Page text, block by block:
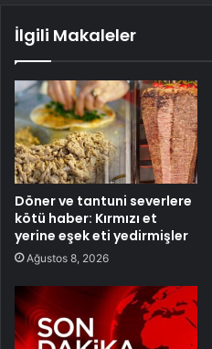
İlgili Makaleler
Döner ve tantuni severlere
kötü haber: Kırmızı et
yerine eşek eti yedirmişler
Ağustos 8, 2026